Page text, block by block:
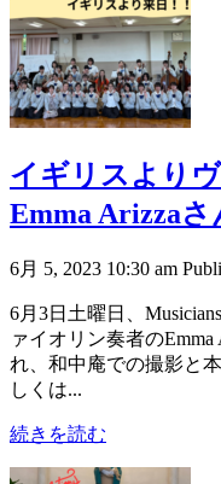
イギリスより
Emma Arizzaさ
6月 5, 2023 10:30 am
6月3日土曜日、
ァイオリン奏者の
れ、和中庵での撮影と
しくは...
続きを読む